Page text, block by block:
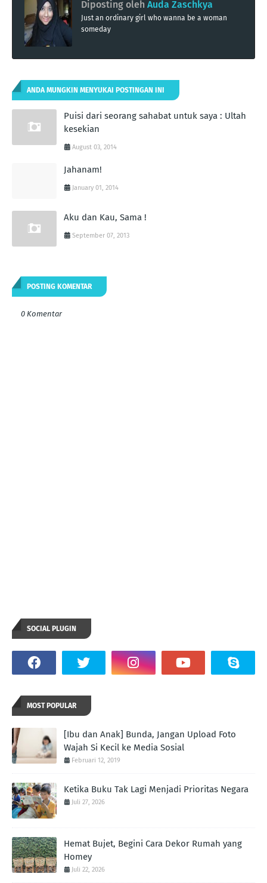
Diposting oleh Auda Zaschkya
Just an ordinary girl who wanna be a woman
someday
ANDA MUNGKIN MENYUKAI POSTINGAN INI
Puisi dari seorang sahabat untuk saya : Ultah
kesekian
August 03, 2014
Jahanam!
January 01, 2014
Aku dan Kau, Sama !
September 07, 2013
POSTING KOMENTAR
0 Komentar
SOCIAL PLUGIN
MOST POPULAR
[Ibu dan Anak] Bunda, Jangan Upload Foto
Wajah Si Kecil ke Media Sosial
Februari 12, 2019
Ketika Buku Tak Lagi Menjadi Prioritas Negara
Juli 27, 2026
Hemat Bujet, Begini Cara Dekor Rumah yang
Homey
Juli 22, 2026